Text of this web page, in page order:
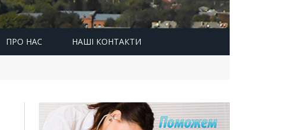
ПРО НАС НАШІ КОНТАКТИ